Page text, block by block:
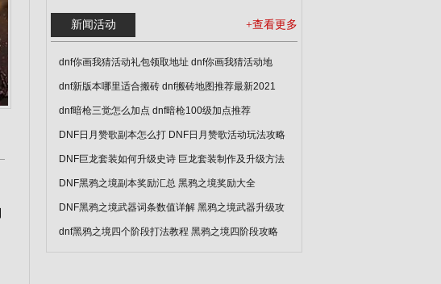
新闻活动 +查看更多
dnf你画我猜活动礼包领取地址 dnf你画我猜活动地
dnf新版本哪里适合搬砖 dnf搬砖地图推荐最新2021
dnf暗枪三觉怎么加点 dnf暗枪100级加点推荐
DNF日月赞歌副本怎么打 DNF日月赞歌活动玩法攻略
DNF巨龙套装如何升级史诗 巨龙套装制作及升级方法
DNF黑鸦之境副本奖励汇总 黑鸦之境奖励大全
DNF黑鸦之境武器词条数值详解 黑鸦之境武器升级攻
dnf黑鸦之境四个阶段打法教程 黑鸦之境四阶段攻略